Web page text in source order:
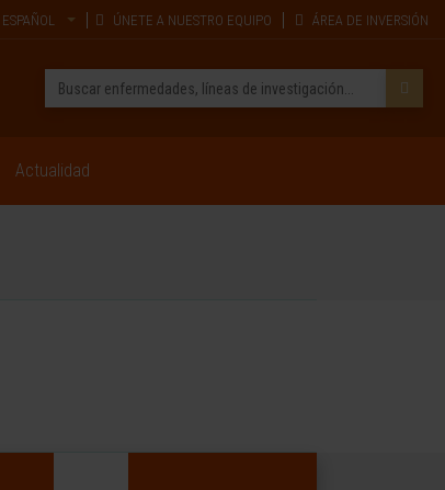
ESPAÑOL ÚNETE A NUESTRO EQUIPO ÁREA DE INVERSIÓN
Actualidad